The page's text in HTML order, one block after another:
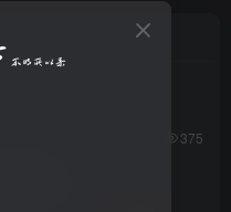
375
扣积分